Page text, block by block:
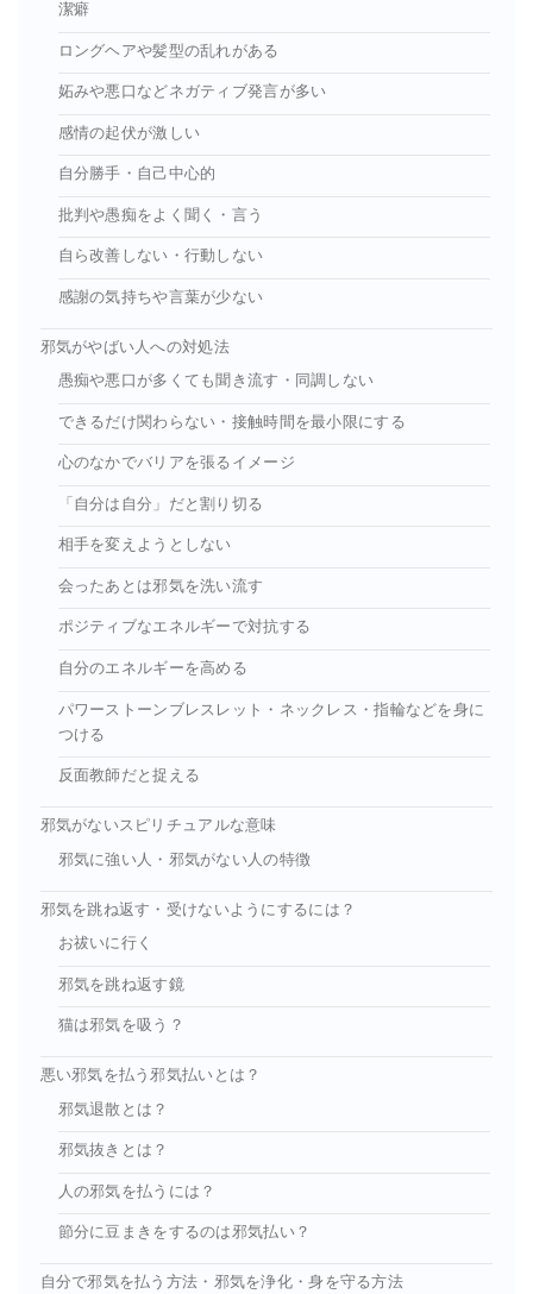
潔癖
ロングヘアや髪型の乱れがある
妬みや悪口などネガティブ発言が多い
感情の起伏が激しい
自分勝手・自己中心的
批判や愚痴をよく聞く・言う
自ら改善しない・行動しない
感謝の気持ちや言葉が少ない
邪気がやばい人への対処法
愚痴や悪口が多くても聞き流す・同調しない
できるだけ関わらない・接触時間を最小限にする
心のなかでバリアを張るイメージ
「自分は自分」だと割り切る
相手を変えようとしない
会ったあとは邪気を洗い流す
ポジティブなエネルギーで対抗する
自分のエネルギーを高める
パワーストーンブレスレット・ネックレス・指輪などを身に
つける
反面教師だと捉える
邪気がないスピリチュアルな意味
邪気に強い人・邪気がない人の特徴
邪気を跳ね返す・受けないようにするには？
お祓いに行く
邪気を跳ね返す鏡
猫は邪気を吸う？
悪い邪気を払う邪気払いとは？
邪気退散とは？
邪気抜きとは？
人の邪気を払うには？
節分に豆まきをするのは邪気払い？
自分で邪気を払う方法・邪気を浄化・身を守る方法